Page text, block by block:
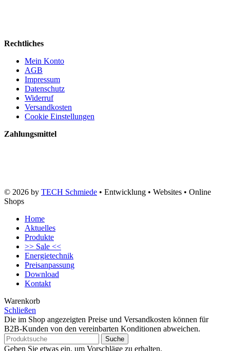
Rechtliches
Mein Konto
AGB
Impressum
Datenschutz
Widerruf
Versandkosten
Cookie Einstellungen
Zahlungsmittel
© 2026 by TECH Schmiede • Entwicklung • Websites • Online
Shops
Home
Aktuelles
Produkte
>> Sale <<
Energietechnik
Preisanpassung
Download
Kontakt
Warenkorb
Schließen
Die im Shop angezeigten Preise und Versandkosten können für
B2B-Kunden von den vereinbarten Konditionen abweichen.
Suche
Geben Sie etwas ein, um Vorschläge zu erhalten.